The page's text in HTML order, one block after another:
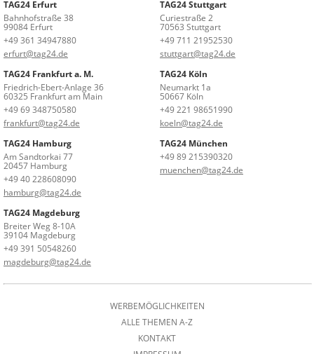
TAG24 Erfurt
Bahnhofstraße 38
99084 Erfurt
+49 361 34947880
erfurt@tag24.de
TAG24 Stuttgart
Curiestraße 2
70563 Stuttgart
+49 711 21952530
stuttgart@tag24.de
TAG24 Frankfurt a. M.
Friedrich-Ebert-Anlage 36
60325 Frankfurt am Main
+49 69 348750580
frankfurt@tag24.de
TAG24 Köln
Neumarkt 1a
50667 Köln
+49 221 98651990
koeln@tag24.de
TAG24 Hamburg
Am Sandtorkai 77
20457 Hamburg
+49 40 228608090
hamburg@tag24.de
TAG24 München
+49 89 215390320
muenchen@tag24.de
TAG24 Magdeburg
Breiter Weg 8-10A
39104 Magdeburg
+49 391 50548260
magdeburg@tag24.de
WERBEMÖGLICHKEITEN
ALLE THEMEN A-Z
KONTAKT